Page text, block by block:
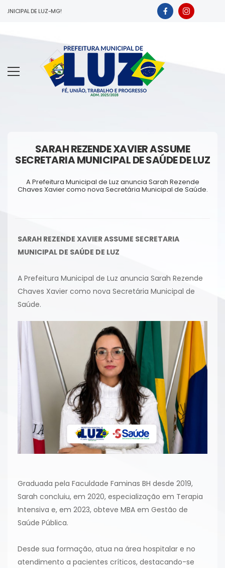
DE LUZ-MG!
SARAH REZENDE XAVIER ASSUME
SECRETARIA MUNICIPAL DE SAÚDE DE LUZ
A Prefeitura Municipal de Luz anuncia Sarah Rezende
Chaves Xavier como nova Secretária Municipal de Saúde.
SARAH REZENDE XAVIER ASSUME SECRETARIA
MUNICIPAL DE SAÚDE DE LUZ
A Prefeitura Municipal de Luz anuncia Sarah Rezende
Chaves Xavier como nova Secretária Municipal de
Saúde.
Graduada pela Faculdade Faminas BH desde 2019,
Sarah concluiu, em 2020, especialização em Terapia
Intensiva e, em 2023, obteve MBA em Gestão de
Saúde Pública.
Desde sua formação, atua na área hospitalar e no
atendimento a pacientes críticos, destacando-se